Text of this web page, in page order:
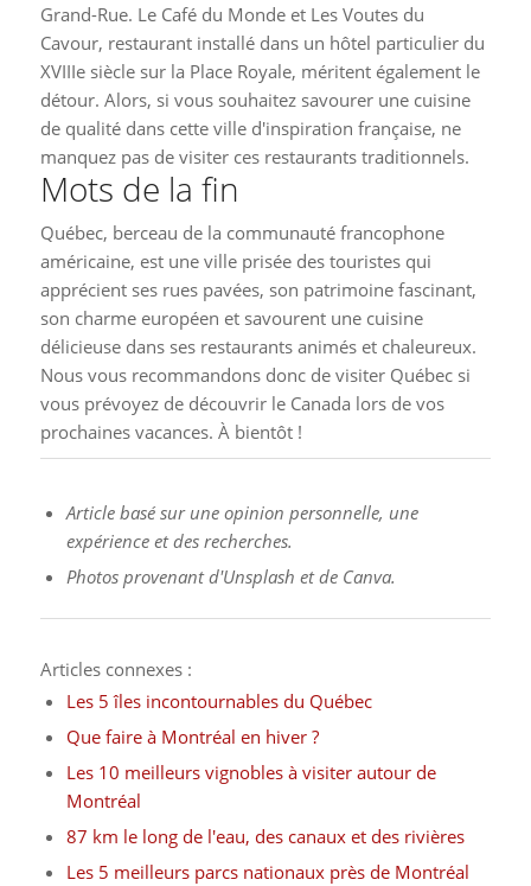
Grand-Rue. Le Café du Monde et Les Voutes du
Cavour, restaurant installé dans un hôtel particulier du
XVIIIe siècle sur la Place Royale, méritent également le
détour. Alors, si vous souhaitez savourer une cuisine
de qualité dans cette ville d'inspiration française, ne
manquez pas de visiter ces restaurants traditionnels.
Mots de la fin
Québec, berceau de la communauté francophone
américaine, est une ville prisée des touristes qui
apprécient ses rues pavées, son patrimoine fascinant,
son charme européen et savourent une cuisine
délicieuse dans ses restaurants animés et chaleureux.
Nous vous recommandons donc de visiter Québec si
vous prévoyez de découvrir le Canada lors de vos
prochaines vacances. À bientôt !
Article basé sur une opinion personnelle, une
expérience et des recherches.
Photos provenant d'Unsplash et de Canva.
Articles connexes :
Les 5 îles incontournables du Québec
Que faire à Montréal en hiver ?
Les 10 meilleurs vignobles à visiter autour de
Montréal
87 km le long de l'eau, des canaux et des rivières
Les 5 meilleurs parcs nationaux près de Montréal